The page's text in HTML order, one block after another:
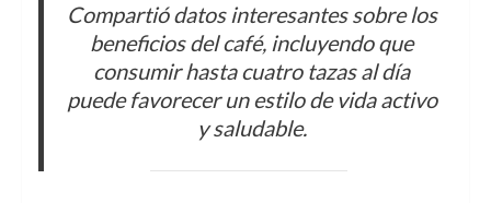
Compartió datos interesantes sobre los
beneficios del café, incluyendo que
consumir hasta cuatro tazas al día
puede favorecer un estilo de vida activo
y saludable.